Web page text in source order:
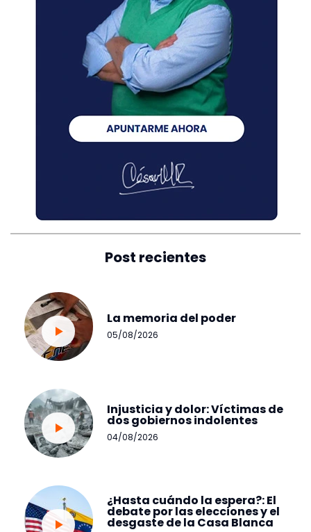
Post recientes
La memoria del poder
05/08/2026
Injusticia y dolor: Víctimas de
dos gobiernos indolentes
04/08/2026
¿Hasta cuándo la espera?: El
debate por las elecciones y el
desgaste de la Casa Blanca